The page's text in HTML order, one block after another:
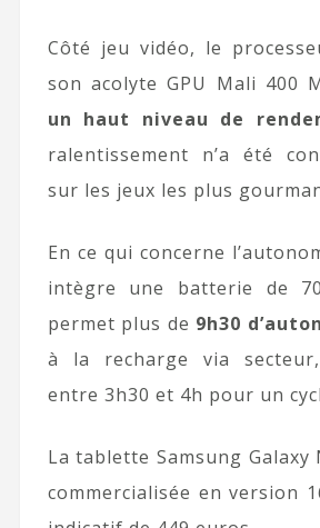
Côté jeu vidéo, le
son acolyte GPU Mali 400
un haut niveau de
ralentissement n’a été
sur les jeux les plus
En ce qui concerne
intègre une batterie de
permet plus de 9h30
à la recharge via
entre 3h30 et 4h pour un
La tablette Samsung Galaxy
commercialisée en version